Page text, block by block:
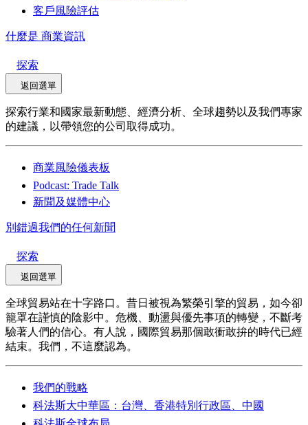
客戶風險評估
什麼是 商業資訊
探索
返回選單
探索行業和國家最新動態、經濟分析、全球趨勢以及我們專家
的建議，以帶領您的公司取得成功。
商業風險儀表板
Podcast: Trade Talk
新聞及媒體中心
別錯過我們的任何新聞
探索
返回選單
全球貿易站在十字路口。昔日被視為繁榮引擎的貿易，如今卻
籠罩在謹慎的陰影中。危機、動盪與優先事項的轉變，不斷考
驗著人們的信心。有人說，國際貿易那個敢衝敢拚的時代已經
結束。我們，不這麼認為。
我們的戰略
科法斯大中華區：台灣、香港特別行政區、中國